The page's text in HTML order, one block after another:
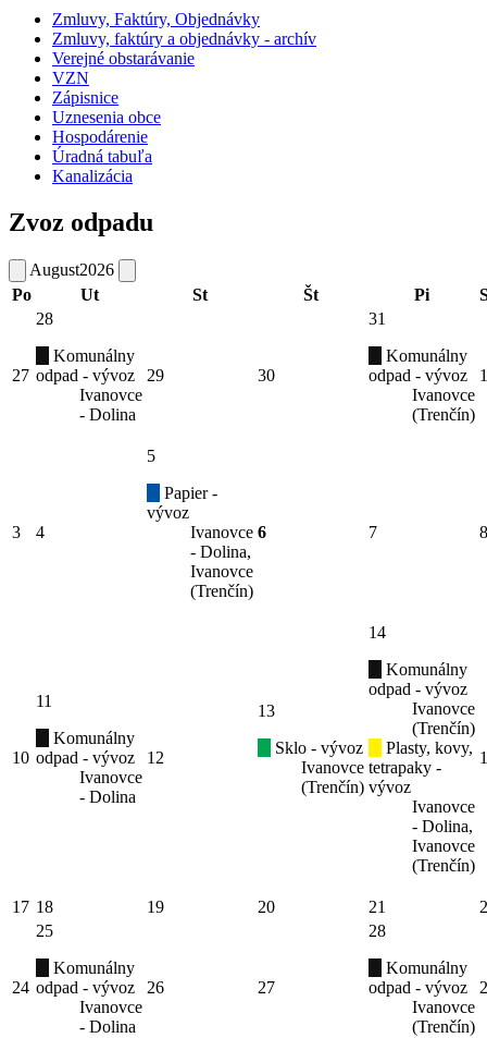
Zmluvy, Faktúry, Objednávky
Zmluvy, faktúry a objednávky - archív
Verejné obstarávanie
VZN
Zápisnice
Uznesenia obce
Hospodárenie
Úradná tabuľa
Kanalizácia
Zvoz odpadu
August2026
Po
Ut St Št Pi
27
28
Komunálny
odpad - vývoz
Ivanovce
- Dolina
29 30
31
Komunálny
odpad - vývoz
Ivanovce
(Trenčín)
1
3 4
5
Papier -
vývoz
Ivanovce
- Dolina,
Ivanovce
(Trenčín)
6 7 8
10
11
Komunálny
odpad - vývoz
Ivanovce
- Dolina
12
13
Sklo - vývoz
Ivanovce
(Trenčín)
14
Komunálny
odpad - vývoz
Ivanovce
(Trenčín)
Plasty, kovy,
tetrapaky -
vývoz
Ivanovce
- Dolina,
Ivanovce
(Trenčín)
17 18 19 20 21
24
25
Komunálny
odpad - vývoz
Ivanovce
- Dolina
26 27
28
Komunálny
odpad - vývoz
Ivanovce
(Trenčín)